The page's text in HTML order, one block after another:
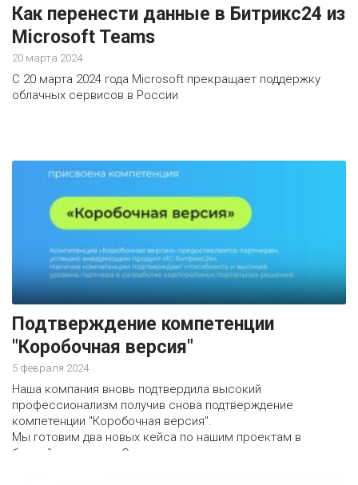
Как перенести данные в Битрикс24 из
Microsoft Teams
20 марта 2024
C 20 марта 2024 года Microsoft прекращает поддержку
облачных сервисов в России
Подтверждение компетенции
"Коробочная версия"
5 февраля 2024
Наша компания вновь подтвердила высокий
профессионализм получив снова подтверждение
компетенции "Коробочная версия".
Мы готовим два новых кейса по нашим проектам в
ближайшее время. Они очень разные, хотя построены на